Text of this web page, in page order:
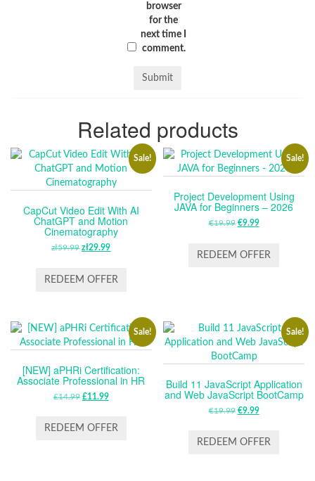
browser
for the
next time I
comment.
Related products
Sale!
CapCut Video Edit With AI
ChatGPT and Motion
Cinematography
zł59.99 ORIGINAL
WAS:
zł29.99CURRENT
IS:
REDEEM OFFER
Sale!
Project Development Using
JAVA for Beginners – 2026
€19.99 ORIGINAL
WAS:
€9.99CURRENT
IS:
REDEEM OFFER
Sale!
[NEW] aPHRi Certification:
Associate Professional in HR
£14.99 ORIGINAL
WAS:
£11.99CURRENT
IS:
REDEEM OFFER
Sale!
Build 11 JavaScript Application
and Web JavaScript BootCamp
€19.99 ORIGINAL
WAS:
€9.99CURRENT
IS:
REDEEM OFFER